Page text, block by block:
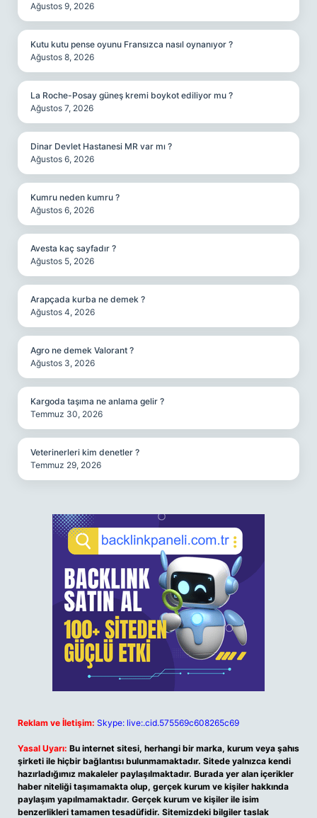
Ağustos 9, 2026
Kutu kutu pense oyunu Fransızca nasıl oynanıyor ?
Ağustos 8, 2026
La Roche-Posay güneş kremi boykot ediliyor mu ?
Ağustos 7, 2026
Dinar Devlet Hastanesi MR var mı ?
Ağustos 6, 2026
Kumru neden kumru ?
Ağustos 6, 2026
Avesta kaç sayfadır ?
Ağustos 5, 2026
Arapçada kurba ne demek ?
Ağustos 4, 2026
Agro ne demek Valorant ?
Ağustos 3, 2026
Kargoda taşıma ne anlama gelir ?
Temmuz 30, 2026
Veterinerleri kim denetler ?
Temmuz 29, 2026
Reklam ve İletişim: Skype: live:.cid.575569c608265c69
Yasal Uyarı: Bu internet sitesi, herhangi bir marka, kurum veya şahıs
şirketi ile hiçbir bağlantısı bulunmamaktadır. Sitede yalnızca kendi
hazırladığımız makaleler paylaşılmaktadır. Burada yer alan içerikler
haber niteliği taşımamakta olup, gerçek kurum ve kişiler hakkında
paylaşım yapılmamaktadır. Gerçek kurum ve kişiler ile isim
benzerlikleri tamamen tesadüfidir. Sitemizdeki bilgiler taslak